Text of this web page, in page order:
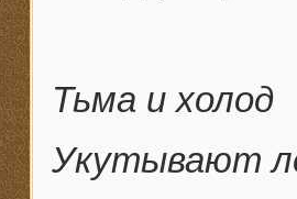
Тьма и холод
Укутывают